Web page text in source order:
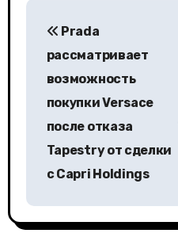
ц
Prada
рассматривает
возможность
покупки Versace
после отказа
Tapestry от сделки
с Capri Holdings